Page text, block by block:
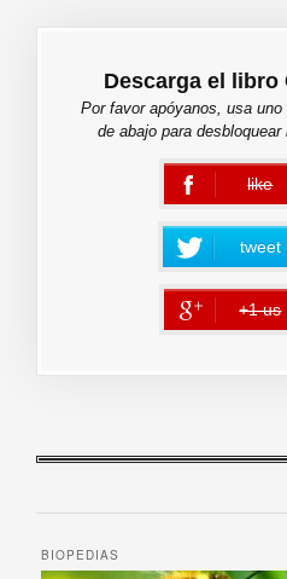
Descarga el libro
Por favor apóyanos, usa uno
de abajo para desbloquear
like
error
tweet
+1 us
error
BIOPEDIAS